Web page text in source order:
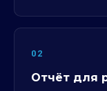
02
Отчёт для